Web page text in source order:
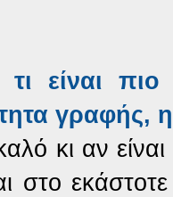
είναι
γραφής,
κι αν
στο